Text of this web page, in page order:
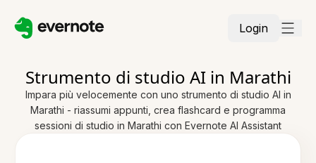
Login
Strumento di studio AI in Marathi
Impara più velocemente con uno strumento di studio AI in
Marathi - riassumi appunti, crea flashcard e programma
sessioni di studio in Marathi con Evernote AI Assistant